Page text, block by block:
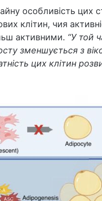
особливість цих
клітин, чия
активними. “У той
зменшується з
цих клітин